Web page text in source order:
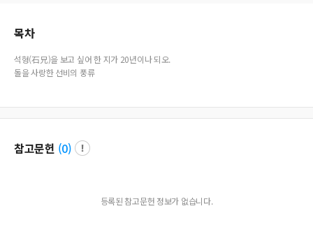
목차
석형(石兄)을 보고 싶어 한 지가 20년이나 되오.
돌을 사랑한 선비의 풍류
참고문헌 (0)
등록된 참고문헌 정보가 없습니다.